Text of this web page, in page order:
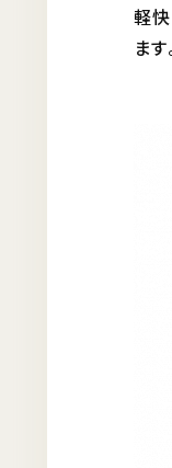
軽
ます